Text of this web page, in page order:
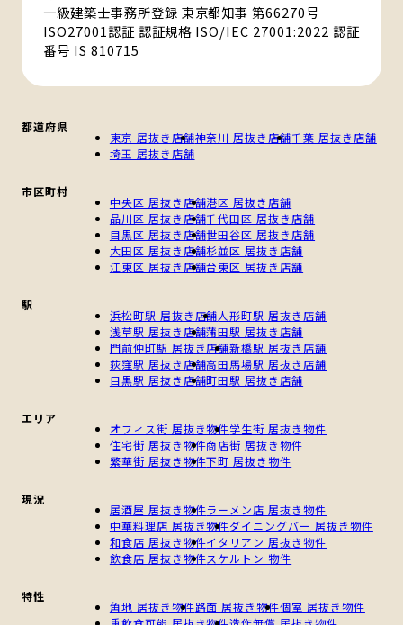
一級建築士事務所登録 東京都知事 第66270号
ISO27001認証 認証規格 ISO/IEC 27001:2022 認証
番号 IS 810715
都道府県
東京 居抜き店舗神奈川 居抜き店舗千葉 居抜き店舗
埼玉 居抜き店舗
市区町村
中央区 居抜き店舗港区 居抜き店舗
品川区 居抜き店舗千代田区 居抜き店舗
目黒区 居抜き店舗世田谷区 居抜き店舗
大田区 居抜き店舗杉並区 居抜き店舗
江東区 居抜き店舗台東区 居抜き店舗
駅
浜松町駅 居抜き店舗人形町駅 居抜き店舗
浅草駅 居抜き店舗蒲田駅 居抜き店舗
門前仲町駅 居抜き店舗新橋駅 居抜き店舗
荻窪駅 居抜き店舗高田馬場駅 居抜き店舗
目黒駅 居抜き店舗町田駅 居抜き店舗
エリア
オフィス街 居抜き物件学生街 居抜き物件
住宅街 居抜き物件商店街 居抜き物件
繁華街 居抜き物件下町 居抜き物件
現況
居酒屋 居抜き物件ラーメン店 居抜き物件
中華料理店 居抜き物件ダイニングバー 居抜き物件
和食店 居抜き物件イタリアン 居抜き物件
飲食店 居抜き物件スケルトン 物件
特性
角地 居抜き物件路面 居抜き物件個室 居抜き物件